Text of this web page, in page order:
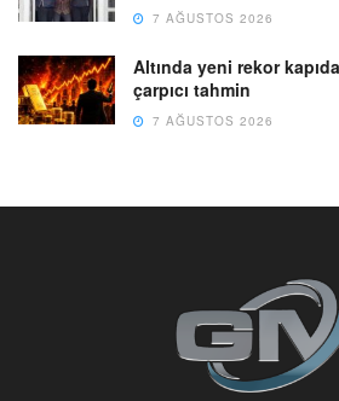
7 AĞUSTOS 2026
Altında yeni rekor
çarpıcı tahmin
7 AĞUSTOS 2026